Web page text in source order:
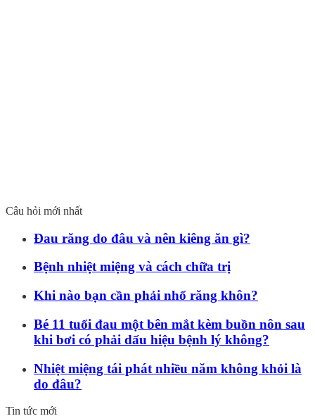
Câu hỏi mới nhất
Đau răng do đâu và nên kiêng ăn gì?
Bệnh nhiệt miệng và cách chữa trị
Khi nào bạn cần phải nhổ răng khôn?
Bé 11 tuổi đau một bên mắt kèm buồn nôn sau
khi bơi có phải dấu hiệu bệnh lý không?
Nhiệt miệng tái phát nhiều năm không khỏi là
do đâu?
Tin tức mới